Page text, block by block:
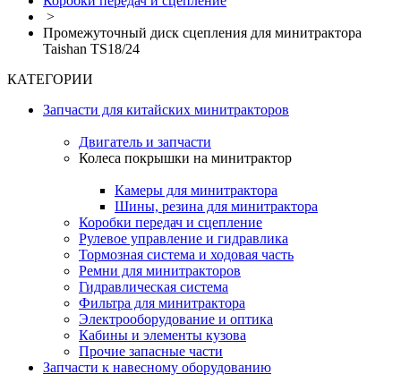
>
Промежуточный диск сцепления для минитрактора
Taishan TS18/24
КАТЕГОРИИ
Запчасти для китайских минитракторов
Двигатель и запчасти
Колеса покрышки на минитрактор
Камеры для минитрактора
Шины, резина для минитрактора
Коробки передач и сцепление
Рулевое управление и гидравлика
Тормозная система и ходовая часть
Ремни для минитракторов
Гидравлическая система
Фильтра для минитрактора
Электрооборудование и оптика
Кабины и элементы кузова
Прочие запасные части
Запчасти к навесному оборудованию